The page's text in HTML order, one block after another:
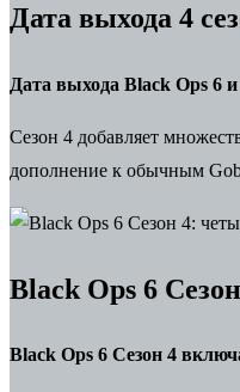
Дата выхода 4
Дата выхода Black Ops 6
Сезон 4 добавляет
дополнение к обычным
Black Ops 6
Black Ops 6 Сезон 4